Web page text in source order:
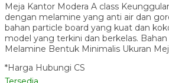
Meja Kantor Modera A class
dengan melamine yang anti air dan
bahan particle board yang kuat dan
model yang terkini dan berkelas.
Melamine Bentuk Minimalis Ukuran
*Harga Hubungi CS